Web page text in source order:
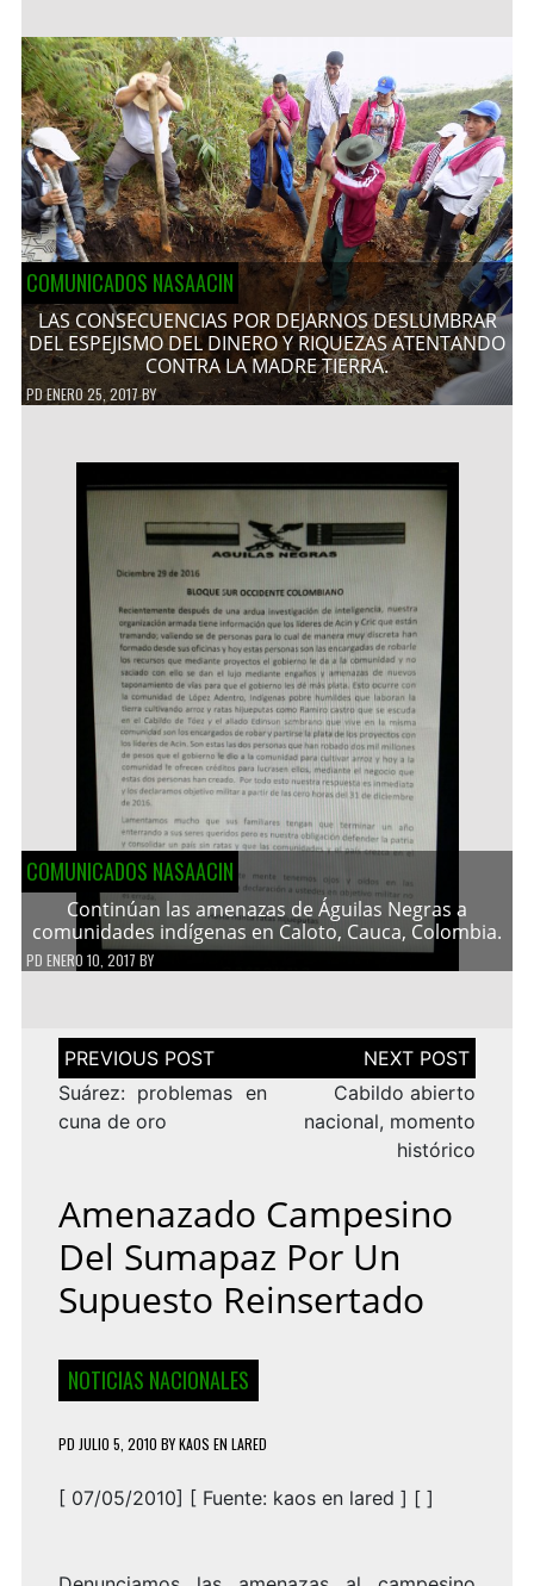
COMUNICADOS NASAACIN
LAS CONSECUENCIAS POR DEJARNOS DESLUMBRAR
DEL ESPEJISMO DEL DINERO Y RIQUEZAS ATENTANDO
CONTRA LA MADRE TIERRA.
PDENERO 25, 2017BY
COMUNICADOS NASAACIN
Continúan las amenazas de Águilas Negras a
comunidades indígenas en Caloto, Cauca, Colombia.
PD ENERO 10, 2017 BY
Navegación
de
entradas
Suárez: problemas en
cuna de oro
Cabildo abierto
nacional, momento
histórico
Amenazado Campesino
Del Sumapaz Por Un
Supuesto Reinsertado
NOTICIAS NACIONALES
PD JULIO 5, 2010 BYKAOS EN LARED
[ 07/05/2010] [ Fuente: kaos en lared ] [ ]